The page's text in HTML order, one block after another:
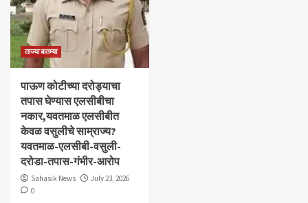
ताज्या बातम्या
पाऊण कोटीच्या दरोड्याचा
तपास घेण्यास एलसीबीचा
नकार,यवतमाळ एलसीबीत
केवळ वसुलीचे साम्राज्य?
यवतमाळ-एलसीबी-वसुली-
दरोडा-तपास-गंभीर-आरोप
Sahasik News
July 23, 2026
0